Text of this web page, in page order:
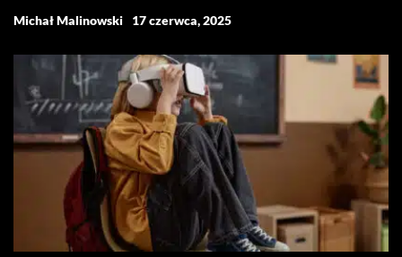
Michał Malinowski 17 czerwca, 2025